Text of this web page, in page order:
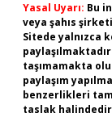
Yasal Uyarı: Bu
veya şahıs
Sitede yalnızca
taşımamakta
paylaşım
benzerlikleri
taslak